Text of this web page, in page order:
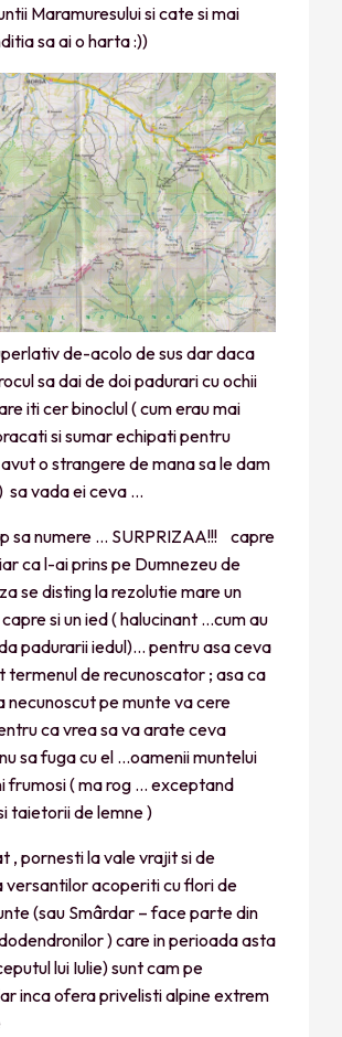
Maramuresului si cate si mai
sa ai o harta :))
de-acolo de sus dar daca
sa dai de doi padurari cu ochii
iti cer binoclul ( cum erau mai
si sumar echipati pentru
o strangere de mana sa le dam
sa vada ei ceva …
sa numere … SURPRIZAA!!! capre
ca l-ai prins pe Dumnezeu de
se disting la rezolutie mare un
si un ied ( halucinant …cum au
padurarii iedul)… pentru asa ceva
termenul de recunoscator ; asa ca
necunoscut pe munte va cere
ca vrea sa va arate ceva
sa fuga cu el …oamenii muntelui
frumosi ( ma rog … exceptand
taietorii de lemne )
, pornesti la vale vrajit si de
versantilor acoperiti cu flori de
(sau Smârdar – face parte din
) care in perioada asta
lui Iulie) sunt cam pe
inca ofera privelisti alpine extrem